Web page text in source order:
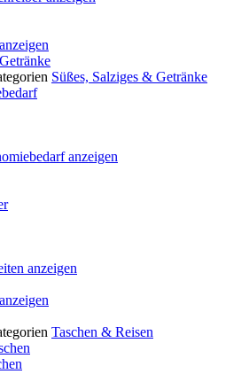
Süßes, Salziges & Getränke
anzeigen
anzeigen
Taschen & Reisen